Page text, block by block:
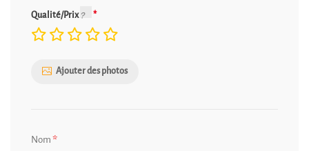
Qualité/Prix
Ajouter des photos
Nom *